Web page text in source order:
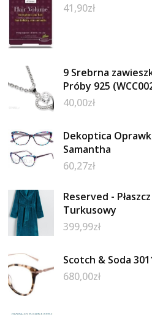
41,90zł
9 Srebrna
Próby 925
40,00zł
Dekoptica
Samantha
60,27zł
Reserved -
Turkusowy
399,99zł
Scotch & Soda
680,00zł